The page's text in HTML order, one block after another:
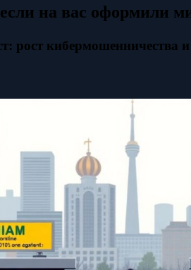
если на вас оформили
рост кибермошенничества